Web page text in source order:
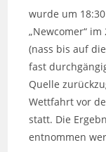
wurde um
„Newcomer“ im
(nass bis auf
fast
Quelle
Wettfahrt vor
statt. Die
entnommen